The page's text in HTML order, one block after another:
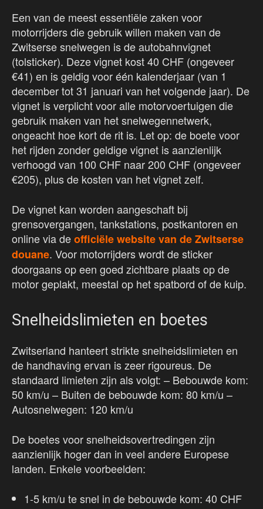
Een van de meest essentiële zaken voor
motorrijders die gebruik willen maken van de
Zwitserse snelwegen is de autobahnvignet
(tolsticker). Deze vignet kost 40 CHF (ongeveer
€41) en is geldig voor één kalenderjaar (van 1
december tot 31 januari van het volgende jaar). De
vignet is verplicht voor alle motorvoertuigen die
gebruik maken van het snelwegennetwerk,
ongeacht hoe kort de rit is. Let op: de boete voor
het rijden zonder geldige vignet is aanzienlijk
verhoogd van 100 CHF naar 200 CHF (ongeveer
€205), plus de kosten van het vignet zelf.
De vignet kan worden aangeschaft bij
grensovergangen, tankstations, postkantoren en
online via deofficiële website van de Zwitserse
douane. Voor motorrijders wordt de sticker
doorgaans op een goed zichtbare plaats op de
motor geplakt, meestal op het spatbord of de kuip.
Snelheidslimieten en boetes
Zwitserland hanteert strikte snelheidslimieten en
de handhaving ervan is zeer rigoureus. De
standaard limieten zijn als volgt: – Bebouwde kom:
50 km/u – Buiten de bebouwde kom: 80 km/u –
Autosnelwegen: 120 km/u
De boetes voor snelheidsovertredingen zijn
aanzienlijk hoger dan in veel andere Europese
landen. Enkele voorbeelden:
1-5 km/u te snel in de bebouwde kom: 40 CHF